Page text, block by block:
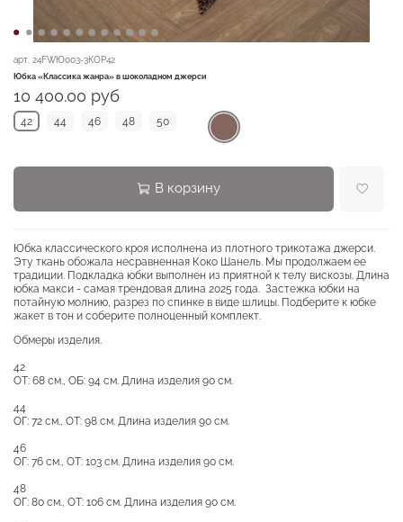
арт. 24FWЮ003-3КОР42
Юбка «Классика жанра» в шоколадном джерси
10 400.00 руб
42 44 46 48 50
В корзину
Юбка классического кроя исполнена из плотного трикотажа джерси.
Эту ткань обожала несравненная Коко Шанель. Мы продолжаем ее
традиции. Подкладка юбки выполнен из приятной к телу вискозы. Длина
юбка макси - самая трендовая длина 2025 года. Застежка юбки на
потайную молнию, разрез по спинке в виде шлицы. Подберите к юбке
жакет в тон и соберите полноценный комплект.
Обмеры изделия.
42
ОТ: 68 см., ОБ: 94 см. Длина изделия 90 см.
44
ОГ: 72 см., ОТ: 98 см. Длина изделия 90 см.
46
ОГ: 76 см., ОТ: 103 см. Длина изделия 90 см.
48
ОГ: 80 см., ОТ: 106 см. Длина изделия 90 см.